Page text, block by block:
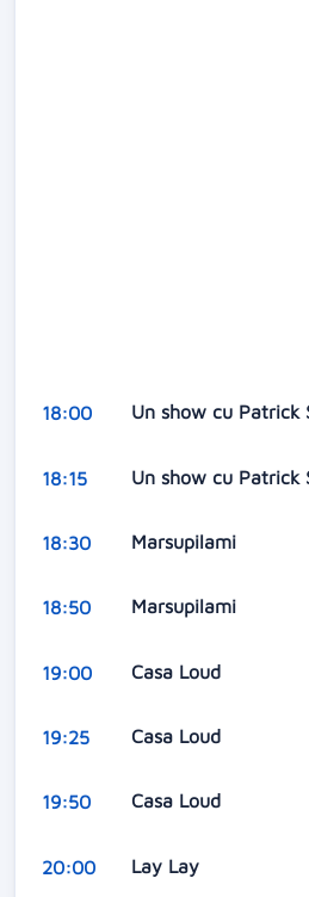
18:00 Un show cu Patrick
18:15 Un show cu Patrick
18:30 Marsupilami
18:50 Marsupilami
19:00 Casa Loud
19:25 Casa Loud
19:50 Casa Loud
20:00 Lay Lay